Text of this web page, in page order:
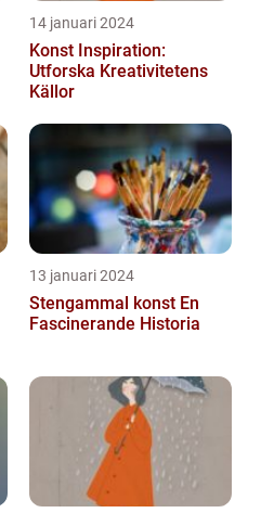
14 januari 2024
Konst Inspiration:
Utforska Kreativitetens
Källor
13 januari 2024
Stengammal konst En
Fascinerande Historia